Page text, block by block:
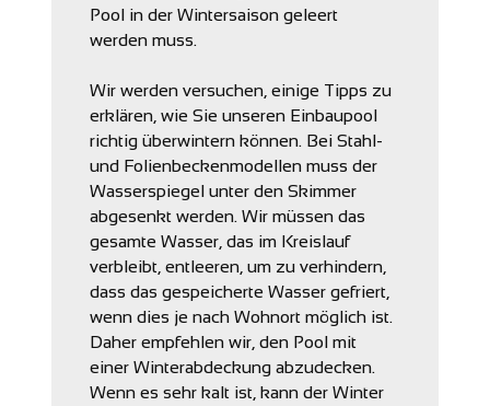
Pool in der Wintersaison geleert
werden muss.
Wir werden versuchen, einige Tipps zu
erklären, wie Sie unseren Einbaupool
richtig überwintern können. Bei Stahl-
und Folienbeckenmodellen muss der
Wasserspiegel unter den Skimmer
abgesenkt werden. Wir müssen das
gesamte Wasser, das im Kreislauf
verbleibt, entleeren, um zu verhindern,
dass das gespeicherte Wasser gefriert,
wenn dies je nach Wohnort möglich ist.
Daher empfehlen wir, den Pool mit
einer Winterabdeckung abzudecken.
Wenn es sehr kalt ist, kann der Winter